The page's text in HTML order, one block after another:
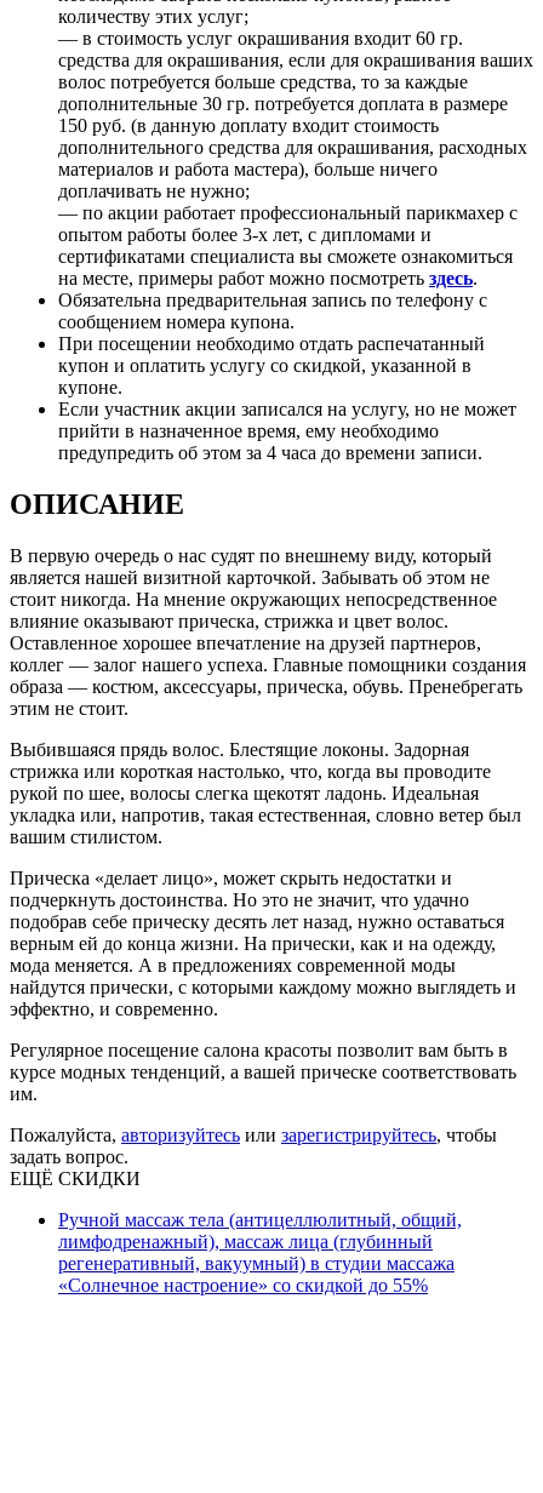
количеству этих услуг;
— в стоимость услуг окрашивания входит 60 гр.
средства для окрашивания, если для окрашивания ваших
волос потребуется больше средства, то за каждые
дополнительные 30 гр. потребуется доплата в размере
150 руб. (в данную доплату входит стоимость
дополнительного средства для окрашивания, расходных
материалов и работа мастера), больше ничего
доплачивать не нужно;
— по акции работает профессиональный парикмахер с
опытом работы более 3-х лет, с дипломами и
сертификатами специалиста вы сможете ознакомиться
на месте, примеры работ можно посмотреть здесь.
Обязательна предварительная запись по телефону с
сообщением номера купона.
При посещении необходимо отдать распечатанный
купон и оплатить услугу со скидкой, указанной в
купоне.
Если участник акции записался на услугу, но не может
прийти в назначенное время, ему необходимо
предупредить об этом за 4 часа до времени записи.
ОПИСАНИЕ
В первую очередь о нас судят по внешнему виду, который
является нашей визитной карточкой. Забывать об этом не
стоит никогда. На мнение окружающих непосредственное
влияние оказывают прическа, стрижка и цвет волос.
Оставленное хорошее впечатление на друзей партнеров,
коллег — залог нашего успеха. Главные помощники создания
образа — костюм, аксессуары, прическа, обувь. Пренебрегать
этим не стоит.
Выбившаяся прядь волос. Блестящие локоны. Задорная
стрижка или короткая настолько, что, когда вы проводите
рукой по шее, волосы слегка щекотят ладонь. Идеальная
укладка или, напротив, такая естественная, словно ветер был
вашим стилистом.
Прическа «делает лицо», может скрыть недостатки и
подчеркнуть достоинства. Но это не значит, что удачно
подобрав себе прическу десять лет назад, нужно оставаться
верным ей до конца жизни. На прически, как и на одежду,
мода меняется. А в предложениях современной моды
найдутся прически, с которыми каждому можно выглядеть и
эффектно, и современно.
Регулярное посещение салона красоты позволит вам быть в
курсе модных тенденций, а вашей прическе соответствовать
им.
Пожалуйста, авторизуйтесь или зарегистрируйтесь, чтобы
задать вопрос.
ЕЩЁ СКИДКИ
Ручной массаж тела (антицеллюлитный, общий,
лимфодренажный), массаж лица (глубинный
регенеративный, вакуумный) в студии массажа
«Солнечное настроение» со скидкой до 55%